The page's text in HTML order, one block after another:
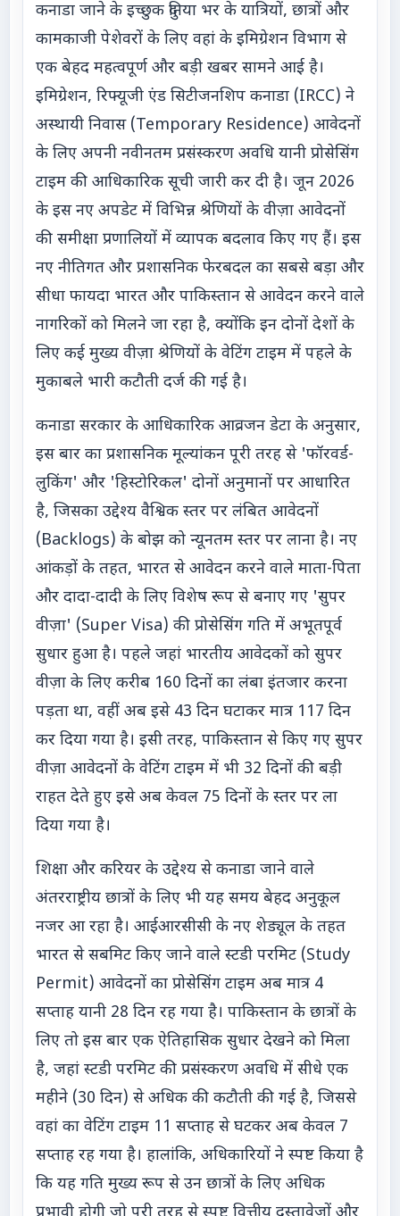
कनाडा जाने के इच्छुक दुनिया भर के यात्रियों, छात्रों और
कामकाजी पेशेवरों के लिए वहां के इमिग्रेशन विभाग से
एक बेहद महत्वपूर्ण और बड़ी खबर सामने आई है।
इमिग्रेशन, रिफ्यूजी एंड सिटीजनशिप कनाडा (IRCC) ने
अस्थायी निवास (Temporary Residence) आवेदनों
के लिए अपनी नवीनतम प्रसंस्करण अवधि यानी प्रोसेसिंग
टाइम की आधिकारिक सूची जारी कर दी है। जून 2026
के इस नए अपडेट में विभिन्न श्रेणियों के वीज़ा आवेदनों
की समीक्षा प्रणालियों में व्यापक बदलाव किए गए हैं। इस
नए नीतिगत और प्रशासनिक फेरबदल का सबसे बड़ा और
सीधा फायदा भारत और पाकिस्तान से आवेदन करने वाले
नागरिकों को मिलने जा रहा है, क्योंकि इन दोनों देशों के
लिए कई मुख्य वीज़ा श्रेणियों के वेटिंग टाइम में पहले के
मुकाबले भारी कटौती दर्ज की गई है।
कनाडा सरकार के आधिकारिक आव्रजन डेटा के अनुसार,
इस बार का प्रशासनिक मूल्यांकन पूरी तरह से 'फॉरवर्ड-
लुकिंग' और 'हिस्टोरिकल' दोनों अनुमानों पर आधारित
है, जिसका उद्देश्य वैश्विक स्तर पर लंबित आवेदनों
(Backlogs) के बोझ को न्यूनतम स्तर पर लाना है। नए
आंकड़ों के तहत, भारत से आवेदन करने वाले माता-पिता
और दादा-दादी के लिए विशेष रूप से बनाए गए 'सुपर
वीज़ा' (Super Visa) की प्रोसेसिंग गति में अभूतपूर्व
सुधार हुआ है। पहले जहां भारतीय आवेदकों को सुपर
वीज़ा के लिए करीब 160 दिनों का लंबा इंतजार करना
पड़ता था, वहीं अब इसे 43 दिन घटाकर मात्र 117 दिन
कर दिया गया है। इसी तरह, पाकिस्तान से किए गए सुपर
वीज़ा आवेदनों के वेटिंग टाइम में भी 32 दिनों की बड़ी
राहत देते हुए इसे अब केवल 75 दिनों के स्तर पर ला
दिया गया है।
शिक्षा और करियर के उद्देश्य से कनाडा जाने वाले
अंतरराष्ट्रीय छात्रों के लिए भी यह समय बेहद अनुकूल
नजर आ रहा है। आईआरसीसी के नए शेड्यूल के तहत
भारत से सबमिट किए जाने वाले स्टडी परमिट (Study
Permit) आवेदनों का प्रोसेसिंग टाइम अब मात्र 4
सप्ताह यानी 28 दिन रह गया है। पाकिस्तान के छात्रों के
लिए तो इस बार एक ऐतिहासिक सुधार देखने को मिला
है, जहां स्टडी परमिट की प्रसंस्करण अवधि में सीधे एक
महीने (30 दिन) से अधिक की कटौती की गई है, जिससे
वहां का वेटिंग टाइम 11 सप्ताह से घटकर अब केवल 7
सप्ताह रह गया है। हालांकि, अधिकारियों ने स्पष्ट किया है
कि यह गति मुख्य रूप से उन छात्रों के लिए अधिक